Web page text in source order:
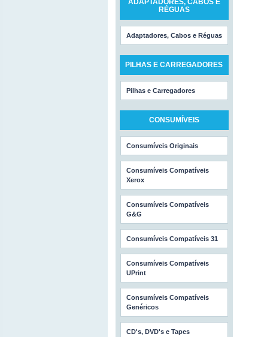
ADAPTADORES, CABOS E
RÉGUAS
Adaptadores, Cabos e Réguas
PILHAS E CARREGADORES
Pilhas e Carregadores
CONSUMÍVEIS
Consumíveis Originais
Consumíveis Compatíveis
Xerox
Consumíveis Compatíveis
G&G
Consumíveis Compatíveis 31
Consumíveis Compatíveis
UPrint
Consumíveis Compatíveis
Genéricos
CD's, DVD's e Tapes